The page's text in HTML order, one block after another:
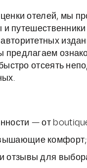
отелей, мы
и
отсеять
— от
комфорт;
и отзывы для